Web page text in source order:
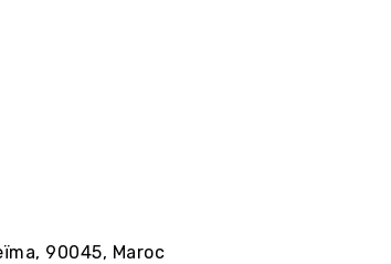
90045, Maroc